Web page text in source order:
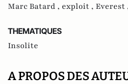
Marc Batard , exploit , Everest
THEMATIQUES
Insolite
A PROPOS DES